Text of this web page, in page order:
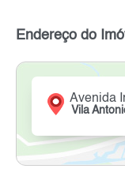
Endereço do
Avenida
Vila